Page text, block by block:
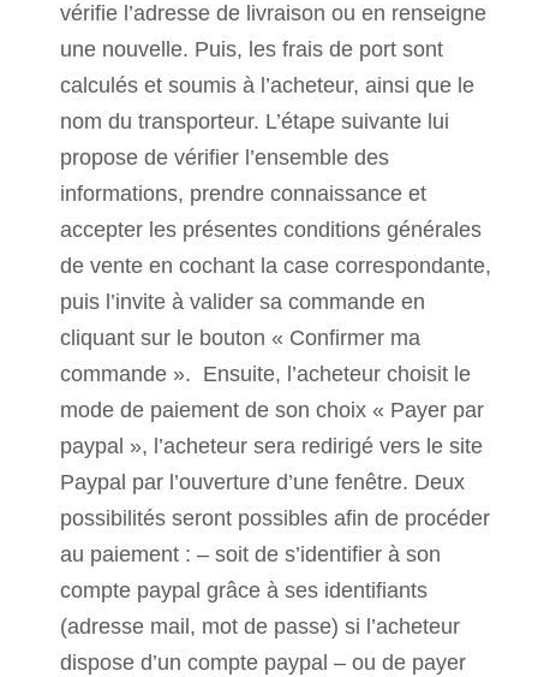
vérifie l’adresse de livraison ou en renseigne
une nouvelle. Puis, les frais de port sont
calculés et soumis à l’acheteur, ainsi que le
nom du transporteur. L’étape suivante lui
propose de vérifier l’ensemble des
informations, prendre connaissance et
accepter les présentes conditions générales
de vente en cochant la case correspondante,
puis l’invite à valider sa commande en
cliquant sur le bouton « Confirmer ma
commande ». Ensuite, l’acheteur choisit le
mode de paiement de son choix « Payer par
paypal », l’acheteur sera redirigé vers le site
Paypal par l’ouverture d’une fenêtre. Deux
possibilités seront possibles afin de procéder
au paiement : – soit de s’identifier à son
compte paypal grâce à ses identifiants
(adresse mail, mot de passe) si l’acheteur
dispose d’un compte paypal – ou de payer